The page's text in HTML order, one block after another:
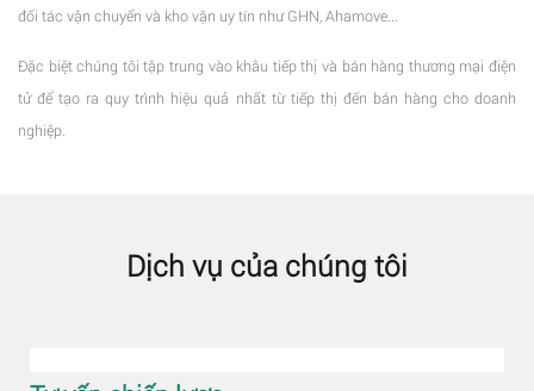
đối tác vận chuyển và kho vận uy tín như GHN, Ahamove...
Đặc biệt chúng tôi tập trung vào khâu tiếp thị và bán hàng thương mại điện
tử để tạo ra quy trình hiệu quả nhất từ tiếp thị đến bán hàng cho doanh
nghiệp.
Dịch vụ của chúng tôi